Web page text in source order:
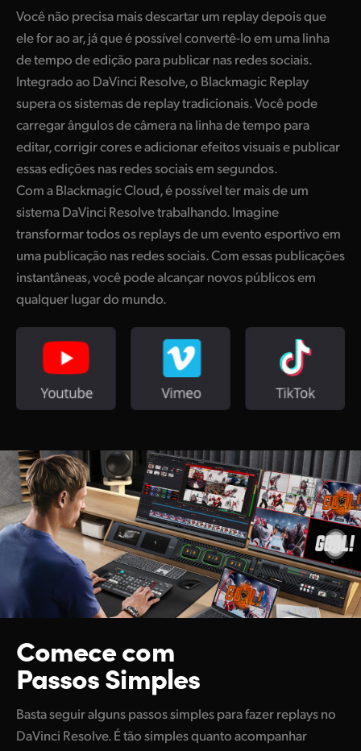
Ukraine
United Kingdom
United States
Você não precisa mais descartar um replay depois que
ele for ao ar, já que é possível convertê-lo em uma linha
de tempo de edição para publicar nas redes sociais.
Integrado ao DaVinci Resolve, o Blackmagic Replay
supera os sistemas de replay tradicionais. Você pode
carregar ângulos de câmera na linha de tempo para
editar, corrigir cores e adicionar efeitos visuais e publicar
essas edições nas redes sociais em segundos.
Com a Blackmagic Cloud, é possível ter mais de um
sistema DaVinci Resolve trabalhando. Imagine
transformar todos os replays de um evento esportivo em
uma publicação nas redes sociais. Com essas publicações
instantâneas, você pode alcançar novos públicos em
qualquer lugar do mundo.
Comece com
Passos Simples
Basta seguir alguns passos simples para fazer replays no
DaVinci Resolve. É tão simples quanto acompanhar